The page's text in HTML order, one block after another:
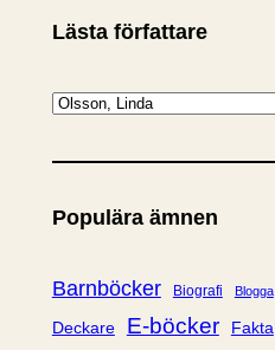
Lästa författare
K
t
g
r
i
Populära ämnen
Barnböcker Biografi Blogga
Deckare E-böcker Fakta